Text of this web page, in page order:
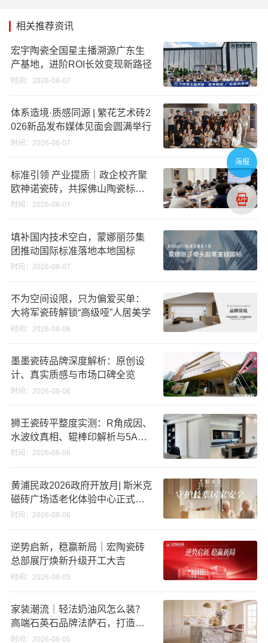
相关推荐资讯
宏宇陶瓷全国星主播溯源广东生
产基地，进阶ROI长效变现新路径
时间：2026-08-07
体系造境·质感同源 | 繁花艺术砖2
026新品发布媒体见面会圆满举行
时间：2026-08-07
标准引领 产业提质｜政企校齐聚
欧神诺瓷砖，共探佛山陶瓷标准
化发展新路径
时间：2026-08-07
填补国内技术空白，蒙娜丽莎集
团推动国际标准落地本地国标
时间：2026-08-07
不为空间设限，只为偏爱买单：
大将军瓷砖解锁“高级哑”人居美学
时间：2026-08-06
墨墨瓷砖品牌深度解析：原创设
计、真实质感与市场口碑全览
时间：2026-08-06
狮王瓷砖平整度实测：R角成因、
水波纹真相、辊棒印解析与5A标
准选购指南
时间：2026-08-06
黄浦民政2026政府开放月| 斯米克
磁砖广场适老化体验中心正式亮
相
时间：2026-08-06
逆势启新，稳赢新局｜宏陶瓷砖
总部展厅焕新升级开工大吉
时间：2026-08-05
家装潮流｜轻法奶油风怎么装？
高端石英石品牌法萨石，打造质
感橱柜台面
时间：2026-08-05
海报